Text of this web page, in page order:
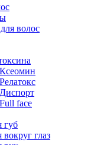
волос
face
губ
глаз